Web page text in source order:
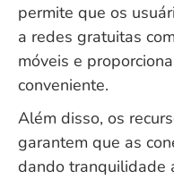
permite que os
a redes gratuitas
móveis e
conveniente.
Além disso, os
garantem que as
dando tranquilidade